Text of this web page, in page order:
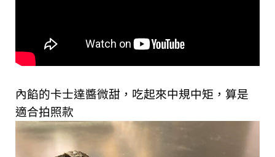
內餡的卡士達醬微甜，吃起來中規中矩，算是
適合拍照款